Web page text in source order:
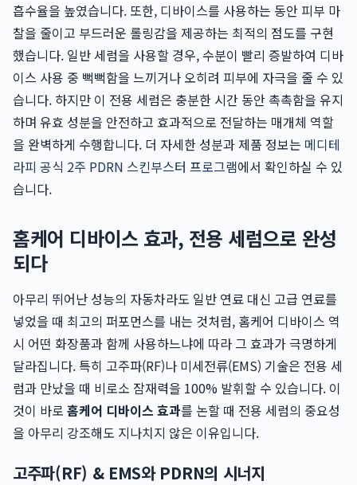
흡수율을 높였습니다. 또한, 디바이스를 사용하는 동안 피부 마
찰을 줄이고 부드러운 롤링감을 제공하는 최적의 점도를 구현
했습니다. 일반 세럼을 사용할 경우, 수분이 빨리 증발하여 디바
이스 사용 중 뻑뻑함을 느끼거나 오히려 피부에 자극을 줄 수 있
습니다. 하지만 이 전용 세럼은 충분한 시간 동안 촉촉함을 유지
하며 유효 성분을 안전하고 효과적으로 전달하는 매개체 역할
을 완벽하게 수행합니다. 더 자세한 성분과 제품 정보는 메디테
라피 공식 2주 PDRN 스킨부스터 프로그램에서 확인하실 수 있
습니다.
홈케어 디바이스 효과, 전용 세럼으로 완성
되다
아무리 뛰어난 성능의 자동차라도 일반 연료 대신 고급 연료를
넣었을 때 최고의 퍼포먼스를 내는 것처럼, 홈케어 디바이스 역
시 어떤 화장품과 함께 사용하느냐에 따라 그 효과가 극명하게
달라집니다. 특히 고주파(RF)나 미세전류(EMS) 기술은 전용 세
럼과 만났을 때 비로소 잠재력을 100% 발휘할 수 있습니다. 이
것이 바로 홈케어 디바이스 효과를 논할 때 전용 세럼의 중요성
을 아무리 강조해도 지나치지 않은 이유입니다.
고주파(RF) & EMS와 PDRN의 시너지